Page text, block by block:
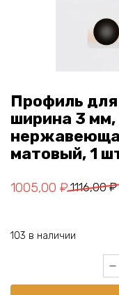
Профиль
ширина 3
матовый, 1
1116,00₽
Первоначальная
1116,00 ₽.
1005,00 ₽
Текущая
103 в наличии